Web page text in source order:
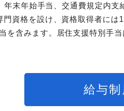
末年始手当、交通費規定内支
資格を設け、資格取得者には
を含みます。居住支援特別手
給与